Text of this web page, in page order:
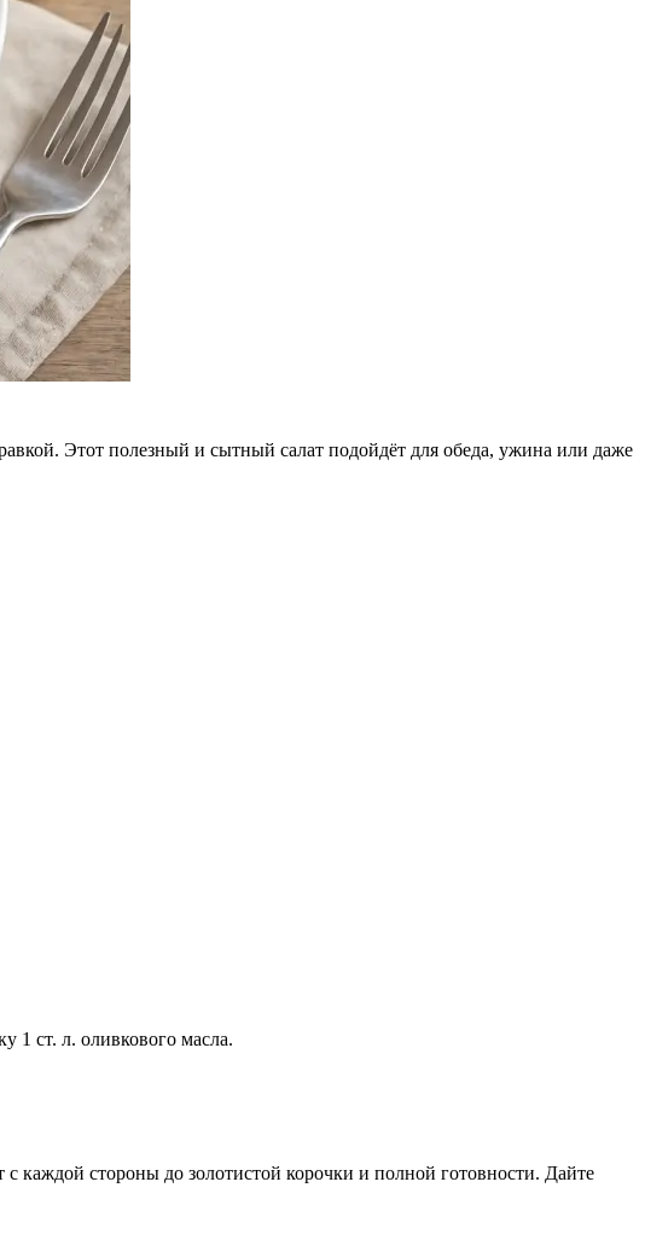
Этот полезный и сытный салат подойдёт для обеда, ужина или даже
1 ст. л. оливкового масла.
каждой стороны до золотистой корочки и полной готовности. Дайте